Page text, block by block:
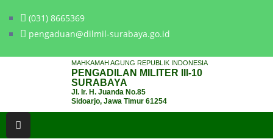
(031) 8665369
pengaduan@dilmil-surabaya.go.id
MAHKAMAH AGUNG REPUBLIK INDONESIA
PENGADILAN MILITER III-10
SURABAYA
Jl. Ir. H. Juanda No.85
Sidoarjo, Jawa Timur 61254
LAYANAN